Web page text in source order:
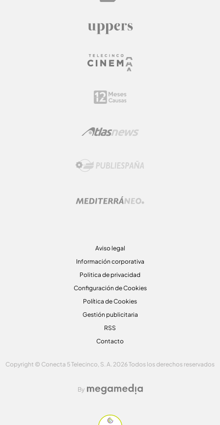
Aviso legal
Información corporativa
Politica de privacidad
Configuración de Cookies
Política de Cookies
Gestión publicitaria
RSS
Contacto
Copyright © Conecta 5 Telecinco, S. A. 2026 Todos los derechos reservados
By